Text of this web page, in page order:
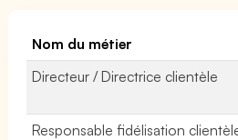
Nom du métier
Directeur / Directrice clientèle
Responsable fidélisation